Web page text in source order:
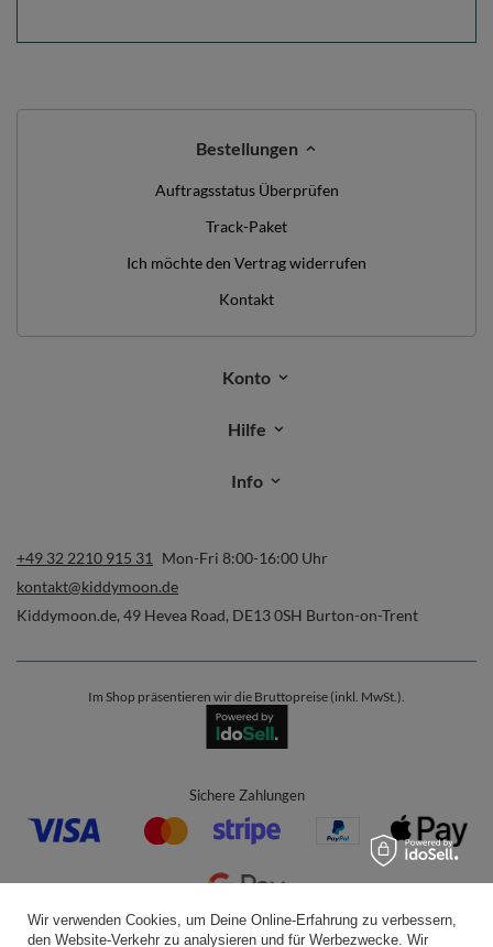
Bestellungen
Auftragsstatus Überprüfen
Track-Paket
Ich möchte den Vertrag widerrufen
Kontakt
Konto
Hilfe
Info
+49 32 2210 915 31
Mon-Fri 8:00-16:00 Uhr
kontakt@kiddymoon.de
Kiddymoon.de, 49 Hevea Road, DE13 0SH Burton-on-Trent
Im Shop präsentieren wir die Bruttopreise (inkl. MwSt.).
Sichere Zahlungen
Wir verwenden Cookies, um Deine Online-Erfahrung zu verbessern,
den Website-Verkehr zu analysieren und für Werbezwecke. Wir